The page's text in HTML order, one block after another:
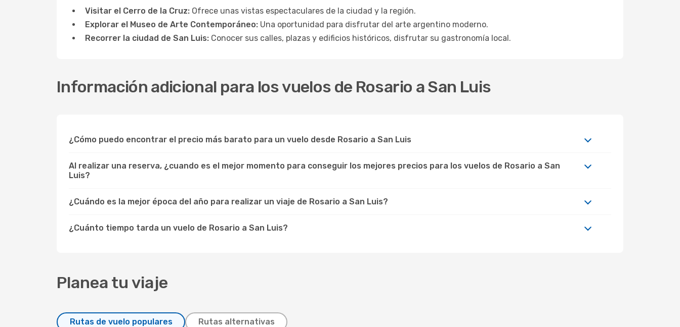
Visitar el Cerro de la Cruz: Ofrece unas vistas espectaculares de la ciudad y la región.
Explorar el Museo de Arte Contemporáneo: Una oportunidad para disfrutar del arte argentino moderno.
Recorrer la ciudad de San Luis: Conocer sus calles, plazas y edificios históricos, disfrutar su gastronomía local.
Información adicional para los vuelos de Rosario a San Luis
¿Cómo puedo encontrar el precio más barato para un vuelo desde Rosario a San Luis
Al realizar una reserva, ¿cuando es el mejor momento para conseguir los mejores precios para los vuelos de Rosario a San
Luis?
¿Cuándo es la mejor época del año para realizar un viaje de Rosario a San Luis?
¿Cuánto tiempo tarda un vuelo de Rosario a San Luis?
Planea tu viaje
Rutas de vuelo populares Rutas alternativas